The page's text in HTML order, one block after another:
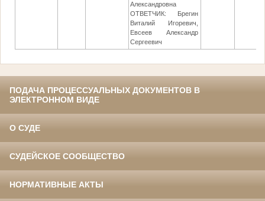
Александровна
ОТВЕТЧИК: Брегин
Виталий Игоревич,
Евсеев Александр
Сергеевич
ПОДАЧА ПРОЦЕССУАЛЬНЫХ ДОКУМЕНТОВ В
ЭЛЕКТРОННОМ ВИДЕ
О СУДЕ
СУДЕЙСКОЕ СООБЩЕСТВО
НОРМАТИВНЫЕ АКТЫ